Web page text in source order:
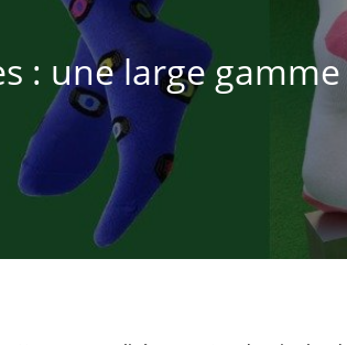
: une large